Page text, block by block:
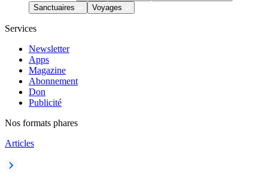
Sanctuaires
Voyages
Services
Newsletter
Apps
Magazine
Abonnement
Don
Publicité
Nos formats phares
Articles